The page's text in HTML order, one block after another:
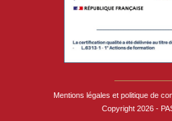
Mentions légales et politique de
Copyright 2026 -